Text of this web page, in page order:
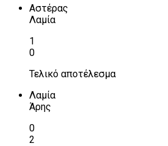
Αστέρας
Λαμία
1
0
Τελικό αποτέλεσμα
Λαμία
Άρης
0
2